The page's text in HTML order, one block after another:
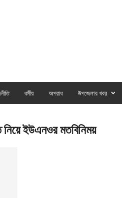
ধর্মীয় অপরাধ উপজেলার খবর
ইউএনওর মতবিনিময়